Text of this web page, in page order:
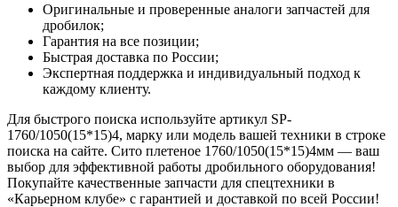
Оригинальные и проверенные аналоги запчастей для
дробилок;
Гарантия на все позиции;
Быстрая доставка по России;
Экспертная поддержка и индивидуальный подход к
каждому клиенту.
Для быстрого поиска используйте артикул SP-
1760/1050(15*15)4, марку или модель вашей техники в строке
поиска на сайте. Сито плетеное 1760/1050(15*15)4мм — ваш
выбор для эффективной работы дробильного оборудования!
Покупайте качественные запчасти для спецтехники в
«Карьерном клубе» с гарантией и доставкой по всей России!